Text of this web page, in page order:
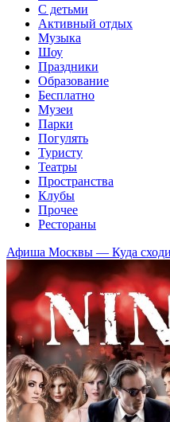
С детьми
Активный отдых
Музыка
Шоу
Праздники
Образование
Бесплатно
Музеи
Парки
Погулять
Туристу
Театры
Пространства
Клубы
Прочее
Рестораны
Афиша Москвы — Куда